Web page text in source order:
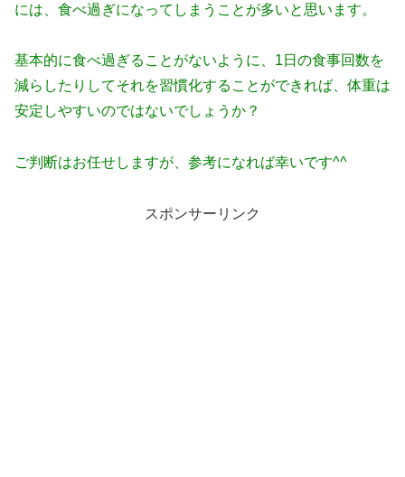
には、食べ過ぎになってしまうことが多いと思います。
基本的に食べ過ぎることがないように、1日の食事回数を
減らしたりしてそれを習慣化することができれば、体重は
安定しやすいのではないでしょうか？
ご判断はお任せしますが、参考になれば幸いです^^
スポンサーリンク